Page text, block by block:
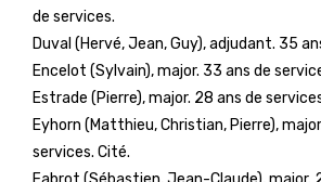
de services.
Duval (Hervé, Jean, Guy), adjudant. 35
Encelot (Sylvain), major. 33 ans de
Estrade (Pierre), major. 28 ans de
Eyhorn (Matthieu, Christian, Pierre),
services. Cité.